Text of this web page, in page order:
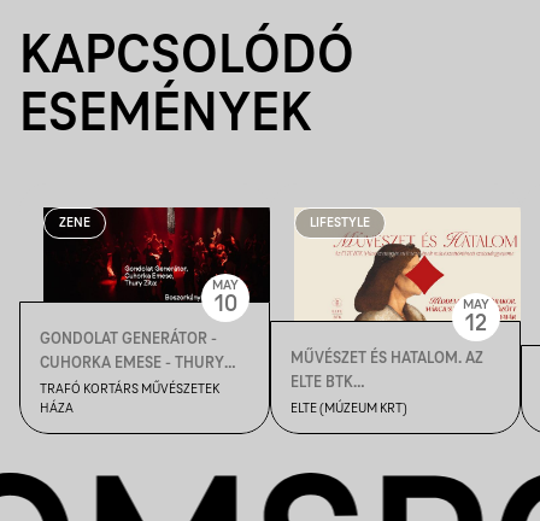
KAPCSOLÓDÓ
ESEMÉNYEK
ZENE
GONDOLAT GENERÁTOR -
CUHORKA EMESE - THURY
ZITA: BOSZORKÁNYBULI - A
BOSZORKÁNYKLUB
ÉVADZÁRÓ ESEMÉNYE
TRAFÓ KORTÁRS MŰVÉSZETEK
HÁZA
MAY
10
LIFESTYLE
MŰVÉSZET ÉS HATALOM. AZ
ELTE BTK
MŰVÉSZETTÖRTÉNETI
INTÉZETÉNEK
ELTE (MÚZEUM KRT)
MAY
12